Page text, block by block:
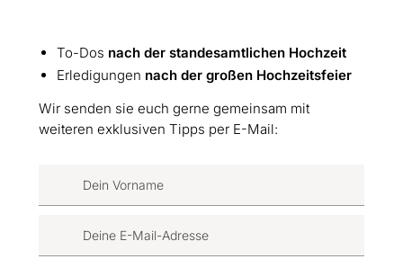
To-Dos nach der standesamtlichen Hochzeit
Erledigungen nach der großen Hochzeitsfeier
Wir senden sie euch gerne gemeinsam mit
weiteren exklusiven Tipps per E-Mail: